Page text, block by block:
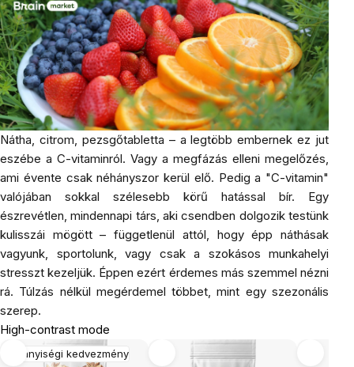
Nátha, citrom, pezsgőtabletta – a legtöbb embernek ez jut
eszébe a C-vitaminról. Vagy a megfázás elleni megelőzés,
ami évente csak néhányszor kerül elő. Pedig a "C-vitamin"
valójában sokkal szélesebb körű hatással bír. Egy
észrevétlen, mindennapi társ, aki csendben dolgozik testünk
kulisszái mögött – függetlenül attól, hogy épp náthásak
vagyunk, sportolunk, vagy csak a szokásos munkahelyi
stresszt kezeljük. Éppen ezért érdemes más szemmel nézni
rá. Túlzás nélkül megérdemel többet, mint egy szezonális
szerep.
High-contrast mode
Mennyiségi kedvezmény